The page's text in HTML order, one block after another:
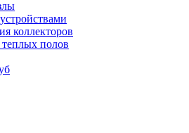
коллекторов
полов